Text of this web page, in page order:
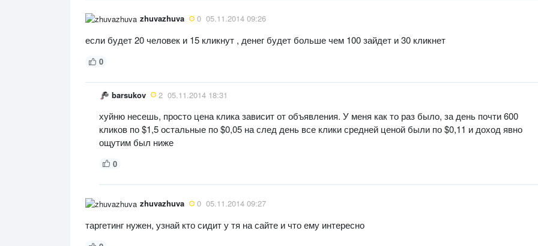
zhuvazhuva 0 05.11.2014 09:26
если будет 20 человек и 15 кликнут , денег будет больше чем 100 зайдет и 30 кликнет
0
barsukov 2 05.11.2014 18:31
хуйню несешь, просто цена клика зависит от объявления. У меня как то раз было, за день почти 600
кликов по $1,5 остальные по $0,05 на след день все клики средней ценой были по $0,11 и доход явно
ощутим был ниже
0
zhuvazhuva 0 05.11.2014 09:27
таргетинг нужен, узнай кто сидит у тя на сайте и что ему интересно